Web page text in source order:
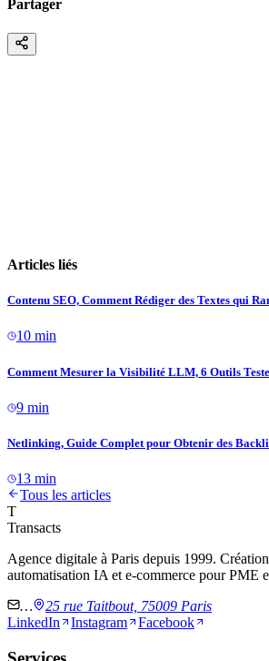
Partager
Articles liés
Contenu SEO, Comment Rédiger des Textes qui
10 min
Comment Mesurer la Visibilité LLM, 6 Outils
9 min
Netlinking, Guide Complet pour Obtenir des
13 min
Tous les articles
T
Transacts
Agence digitale à Paris depuis 1999.
automatisation IA et e-commerce pour PME
…
25 rue Taitbout, 75009 Paris
LinkedIn
Instagram Facebook